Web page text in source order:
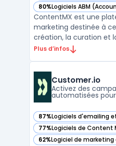
80%Logiciels ABM
— voir ContentMX dans
ContentMX est une
marketing destinée à
création, la curation et
contenus dans un
consultants
maintenir une
Plus d’infos
Customer.io
Activez des
automatisées
87%Logiciels d'emailing
— voir Customer.io dans
77%Logiciels de Content
— voir Customer.io dans
62%Logiciel de
— voir Customer.io dans